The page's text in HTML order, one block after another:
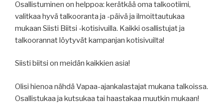
Osallistuminen on helppoa: kerätkää oma talkootiimi,
valitkaa hyvä talkooranta ja -päivä ja ilmoittautukaa
mukaan Siisti Biitsi -kotisivuilla. Kaikki osallistujat ja
talkoorannat löytyvät kampanjan kotisivuilta!
Siisti biitsi on meidän kaikkien asia!
Olisi hienoa nähdä Vapaa-ajankalastajat mukana talkoissa.
Osallistukaa ja kutsukaa tai haastakaa muutkin mukaan!